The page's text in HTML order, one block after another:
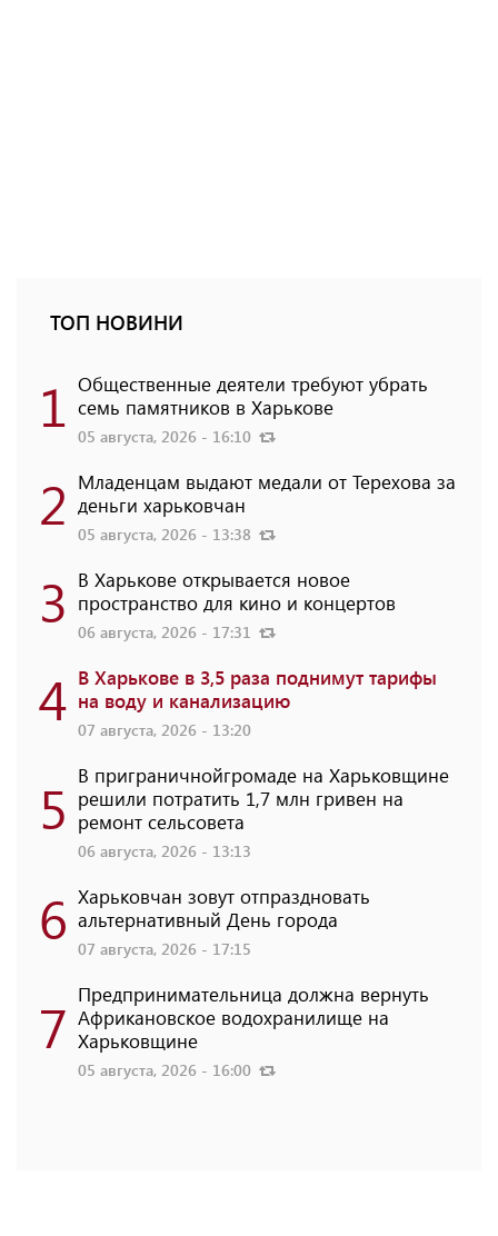
ТОП НОВИНИ
1 Общественные деятели требуют убрать
семь памятников в Харькове
05 августа, 2026 - 16:10
2 Младенцам выдают медали от Терехова за
деньги харьковчан
05 августа, 2026 - 13:38
3 В Харькове открывается новое
пространство для кино и концертов
06 августа, 2026 - 17:31
4 В Харькове в 3,5 раза поднимут тарифы
на воду и канализацию
07 августа, 2026 - 13:20
5 В приграничнойгромаде на Харьковщине
решили потратить 1,7 млн ​​гривен на
ремонт сельсовета
06 августа, 2026 - 13:13
6 Харьковчан зовут отпраздновать
альтернативный День города
07 августа, 2026 - 17:15
7 Предпринимательница должна вернуть
Африкановское водохранилище на
Харьковщине
05 августа, 2026 - 16:00